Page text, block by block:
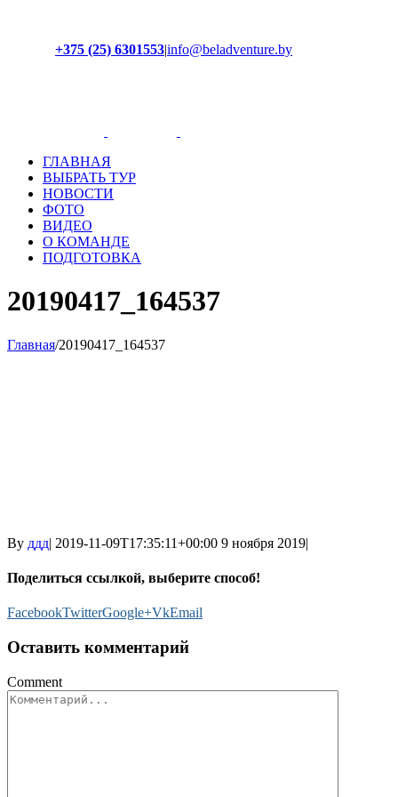
+375 (25) 6301553|info@beladventure.by
ГЛАВНАЯ
ВЫБРАТЬ ТУР
НОВОСТИ
ФОТО
ВИДЕО
О КОМАНДЕ
ПОДГОТОВКА
20190417_164537
Главная/20190417_164537
By ддд| 2019-11-09T17:35:11+00:00 9 ноября 2019|
Поделиться ссылкой, выберите способ!
FacebookTwitterGoogle+VkEmail
Оставить комментарий
Comment